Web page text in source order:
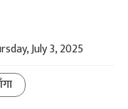
July 3, 2025